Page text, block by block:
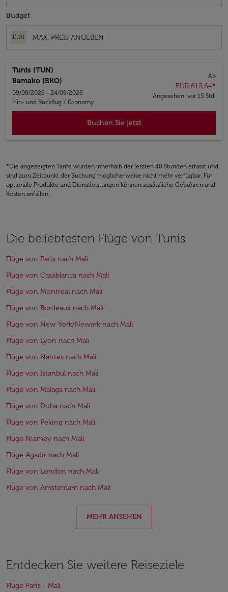
Budget
EUR
Tunis (TUN)
Bamako (BKO)
09/09/2026 - 24/09/2026
Hin- und Rückflug / Economy
Ab
EUR 612,64*
Angesehen: vor 15 Std.
Buchen Sie jetzt
*Die angezeigten Tarife wurden innerhalb der letzten 48 Stunden erfasst und
sind zum Zeitpunkt der Buchung möglicherweise nicht mehr verfügbar. Für
optionale Produkte und Dienstleistungen können zusätzliche Gebühren und
Kosten anfallen.
Die beliebtesten Flüge von Tunis
Flüge von Paris nach Mali
Flüge von Casablanca nach Mali
Flüge von Montreal nach Mali
Flüge von Bordeaux nach Mali
Flüge von New York/Newark nach Mali
Flüge von Lyon nach Mali
Flüge von Nantes nach Mali
Flüge von Istanbul nach Mali
Flüge von Malaga nach Mali
Flüge von Doha nach Mali
Flüge von Peking nach Mali
Flüge Niamey nach Mali
Flüge Agadir nach Mali
Flüge von London nach Mali
Flüge von Amsterdam nach Mali
MEHR ANSEHEN
Entdecken Sie weitere Reiseziele
Flüge Paris - Mali